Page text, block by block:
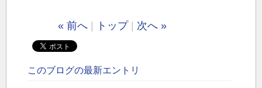
« 前へ トップ 次へ »
このブログの最新エントリ